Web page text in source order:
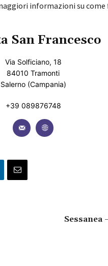
informazioni su come
San Francesco
Via Solficiano, 18
84010 Tramonti
Salerno (Campania)
+39 089876748
Sessanea